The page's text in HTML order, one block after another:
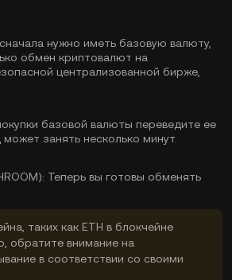
нужно иметь базовую валюту,
обмен криптовалют на
централизованной бирже,
базовой валюты переведите ее
занять несколько минут.
Теперь вы готовы обменять
таких как ETH в блокчейне
обратите внимание на
в соответствии со своими